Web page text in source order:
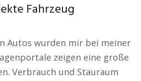
Fahrzeug
Autos wurden mir bei meiner
zeigen eine große
Verbrauch und Stauraum